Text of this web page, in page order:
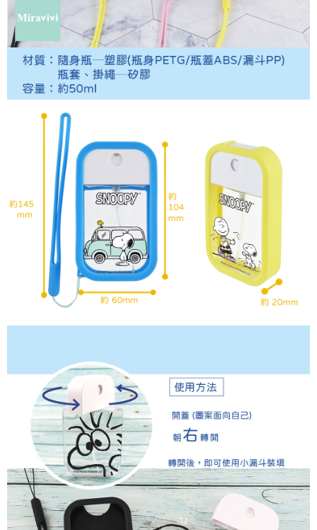
４．使用「AFTEE先享後付」時，將依據個別帳號之用戶狀況，依本公司即
時審查核予不同之上限額度；若仍有額度不足之情形，本公司將視審查結果
請求用戶進行身份認證。
５．嚴禁一人註冊多個帳號或使用他人資訊註冊。若發現惡意使用之情形，
恩沛科技股份有限公司將有權停止該用戶之使用額度並採取法律行動。